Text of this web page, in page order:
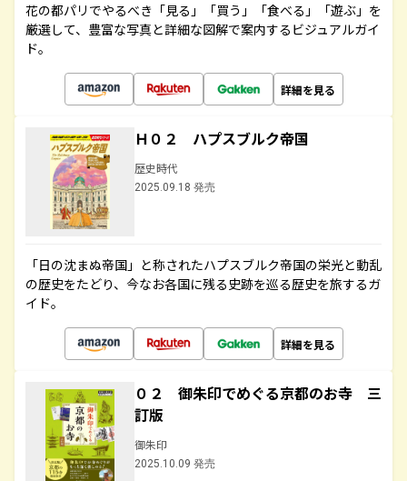
花の都パリでやるべき「見る」「買う」「食べる」「遊ぶ」を
厳選して、豊富な写真と詳細な図解で案内するビジュアルガイ
ド。
詳細を見る
Ｈ０２ ハプスブルク帝国
歴史時代
2025.09.18 発売
「日の沈まぬ帝国」と称されたハプスブルク帝国の栄光と動乱
の歴史をたどり、今なお各国に残る史跡を巡る歴史を旅するガ
イド。
詳細を見る
０２ 御朱印でめぐる京都のお寺 三
訂版
御朱印
2025.10.09 発売